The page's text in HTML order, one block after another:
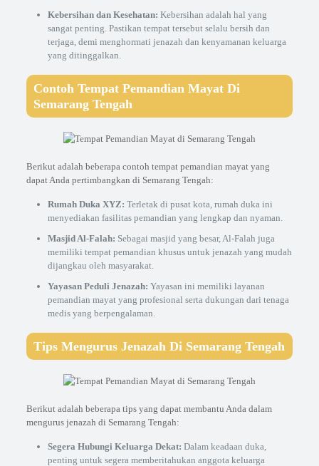
Kebersihan dan Kesehatan: Kebersihan adalah hal yang
sangat penting. Pastikan tempat tersebut selalu bersih dan
terjaga, demi menghormati jenazah dan kenyamanan keluarga
yang ditinggalkan.
Contoh Tempat Pemandian Mayat Di
Semarang Tengah
Berikut adalah beberapa contoh tempat pemandian mayat yang
dapat Anda pertimbangkan di Semarang Tengah:
Rumah Duka XYZ: Terletak di pusat kota, rumah duka ini
menyediakan fasilitas pemandian yang lengkap dan nyaman.
Masjid Al-Falah: Sebagai masjid yang besar, Al-Falah juga
memiliki tempat pemandian khusus untuk jenazah yang mudah
dijangkau oleh masyarakat.
Yayasan Peduli Jenazah: Yayasan ini memiliki layanan
pemandian mayat yang profesional serta dukungan dari tenaga
medis yang berpengalaman.
Tips Mengurus Jenazah Di Semarang Tengah
Berikut adalah beberapa tips yang dapat membantu Anda dalam
mengurus jenazah di Semarang Tengah:
Segera Hubungi Keluarga Dekat: Dalam keadaan duka,
penting untuk segera memberitahukan anggota keluarga